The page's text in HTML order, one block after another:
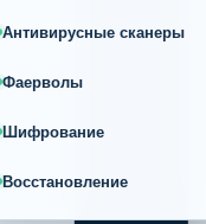
Антивирусные сканеры
Фаерволы
Шифрование
Восстановление